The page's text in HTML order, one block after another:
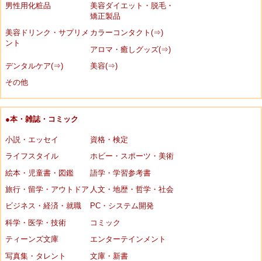
男性用化粧品
美容ダイエット・脱毛・
矯正製品
美容ドリンク・サプリメ
ント
カラーコンタクト(⇒)
アロマ・癒しグッズ(⇒)
デンタルケア(⇒)
美容(⇒)
その他
●本・雑誌・コミック
小説・エッセイ
資格・検定
ライフスタイル
ホビー・スポーツ・美術
絵本・児童書・図鑑
語学・学習参考書
旅行・留学・アウトドア 人文・地歴・哲学・社会
ビジネス・経済・就職
PC・システム開発
科学・医学・技術
コミック
ティーンズ文庫
エンターテインメント
写真集・タレント
文庫・新書